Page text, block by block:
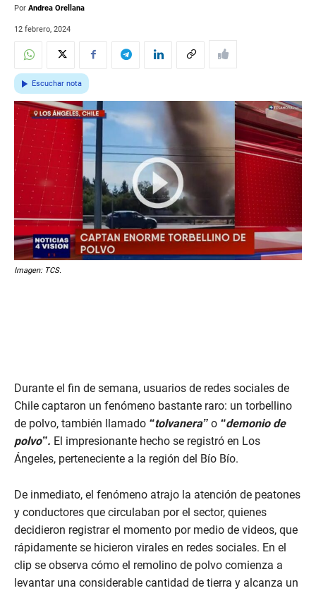
Por Andrea Orellana
12 febrero, 2024
Escuchar nota
Imagen: TCS.
Durante el fin de semana, usuarios de redes sociales de
Chile captaron un fenómeno bastante raro: un torbellino
de polvo, también llamado “tolvanera” o “demonio de
polvo”. El impresionante hecho se registró en Los
Ángeles, perteneciente a la región del Bío Bío.
De inmediato, el fenómeno atrajo la atención de peatones
y conductores que circulaban por el sector, quienes
decidieron registrar el momento por medio de videos, que
rápidamente se hicieron virales en redes sociales. En el
clip se observa cómo el remolino de polvo comienza a
levantar una considerable cantidad de tierra y alcanza un